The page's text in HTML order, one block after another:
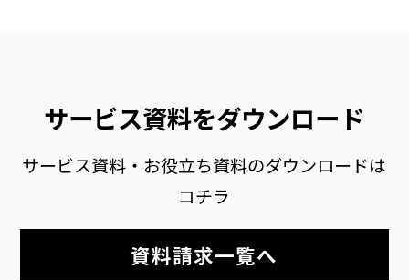
サービス資料をダウンロード
サービス資料・お役立ち資料のダウンロードは
コチラ
資料請求一覧へ